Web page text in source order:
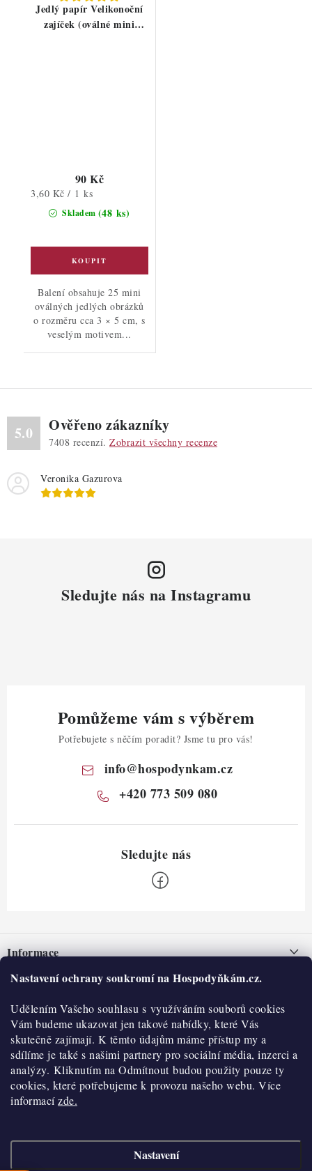
Nastavení ochrany soukromí na Hospodyňkám.cz.
Udělením Vašeho souhlasu s využíváním souborů cookies
Vám budeme ukazovat jen takové nabídky, které Vás
skutečně zajímají. K těmto údajům máme přístup my a
sdílíme je také s našimi partnery pro sociální média, inzerci a
analýzy. Kliknutím na Odmítnout budou použity pouze ty
cookies, které potřebujeme k provozu našeho webu. Více
informacízde.
Nastavení
Jedlý papír Velikonoční
zajíček (oválné mini
Skladem (48 ks)
90 Kč
Měrná
cena:
3,60 Kč / 1 ks
Balení obsahuje 25 mini
oválných jedlých obrázků
o rozměru cca 3 × 5 cm, s
veselým motivem...
5.0 Ověřeno zákazníky
7408 recenzí. Zobrazit všechny recenze
Veronika Gazurova
Sledujte nás na Instagramu
Pomůžeme vám s výběrem
Potřebujete s něčím poradit? Jsme tu pro vás!
info@hospodynkam.cz
+420 773 509 080
pInformace
Nepřevzetí zásilky na dobírku
Obchodní podmínky
Hodnocení obchodu
Blog
Moje objednávka
O nás
Historie
Kontakty
O nákupu
Reklamace a vratky
Výdejní místa